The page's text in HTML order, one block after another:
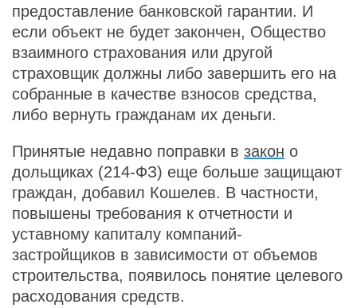
предоставление банковской гарантии. И
если объект не будет закончен, Общество
взаимного страхования или другой
страховщик должны либо завершить его на
собранные в качестве взносов средства,
либо вернуть гражданам их деньги.
Принятые недавно поправки в закон о
дольщиках (214-ФЗ) еще больше защищают
граждан, добавил Кошелев. В частности,
повышены требования к отчетности и
уставному капиталу компаний-
застройщиков в зависимости от объемов
строительства, появилось понятие целевого
расходования средств.